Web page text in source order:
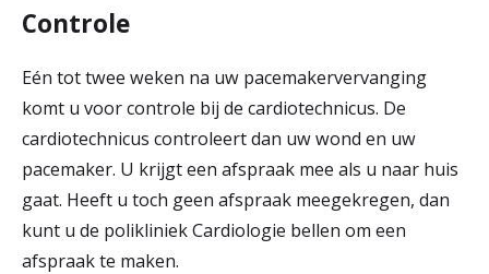
Controle
Eén tot twee weken na uw pacemakervervanging
komt u voor controle bij de cardiotechnicus. De
cardiotechnicus controleert dan uw wond en uw
pacemaker. U krijgt een afspraak mee als u naar huis
gaat. Heeft u toch geen afspraak meegekregen, dan
kunt u de polikliniek Cardiologie bellen om een
afspraak te maken.